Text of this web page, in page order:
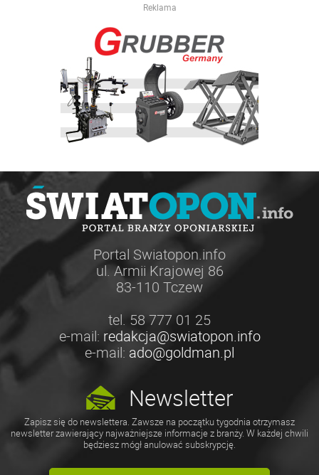
Reklama
Portal Swiatopon.info
ul. Armii Krajowej 86
83-110 Tczew
tel. 58 777 01 25
e-mail: redakcja@swiatopon.info
e-mail: ado@goldman.pl
Newsletter
Zapisz się do newslettera. Zawsze na początku tygodnia otrzymasz
newsletter zawierający najważniejsze informacje z branży. W każdej chwili
będziesz mógł anulować subskrypcję.